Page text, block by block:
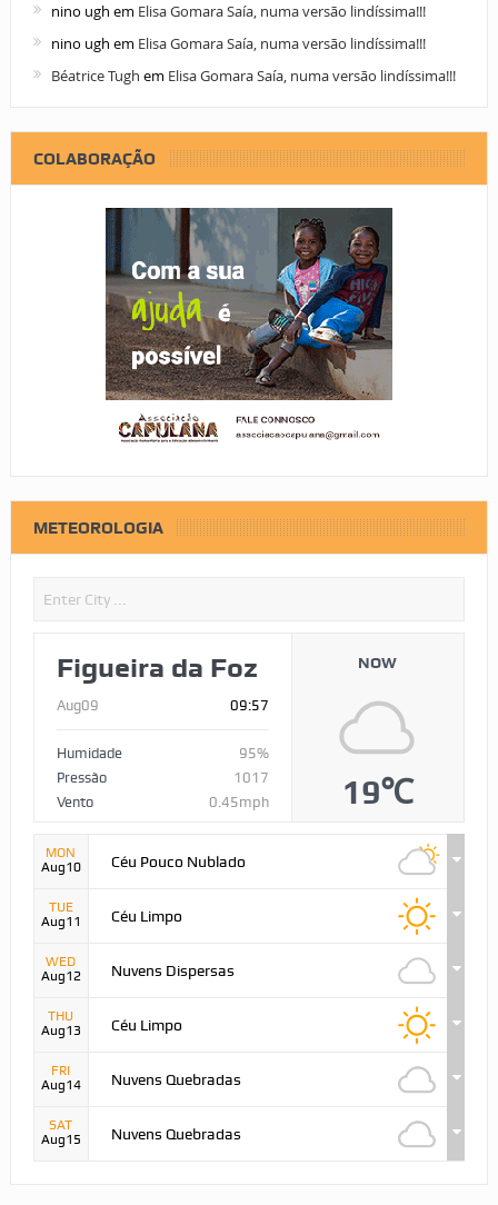
nino ugh em Elisa Gomara Saía, numa versão lindíssima!!!
nino ugh em Elisa Gomara Saía, numa versão lindíssima!!!
Béatrice Tugh em Elisa Gomara Saía, numa versão lindíssima!!!
COLABORAÇÃO
METEOROLOGIA
Figueira da Foz
Aug09 09:57
Humidade
95%
Pressão
1017
Vento
0.45mph
NOW
19℃
MON
Aug10
Céu Pouco Nublado
TUE
Aug11
Céu Limpo
WED
Aug12
Nuvens Dispersas
THU
Aug13
Céu Limpo
FRI
Aug14
Nuvens Quebradas
SAT
Aug15
Nuvens Quebradas